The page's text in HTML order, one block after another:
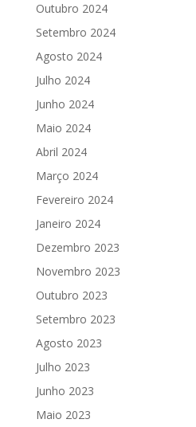
Outubro 2024
Setembro 2024
Agosto 2024
Julho 2024
Junho 2024
Maio 2024
Abril 2024
Março 2024
Fevereiro 2024
Janeiro 2024
Dezembro 2023
Novembro 2023
Outubro 2023
Setembro 2023
Agosto 2023
Julho 2023
Junho 2023
Maio 2023